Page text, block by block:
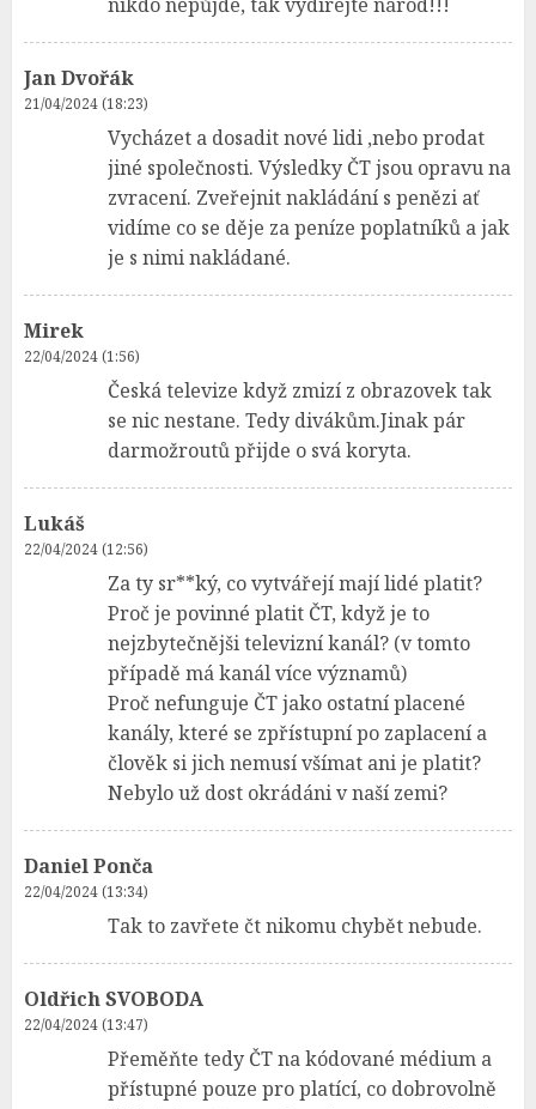
Jan Dvořák
21/04/2024 (18:23)
Vycházet a dosadit nové lidi ,nebo prodat
jiné společnosti. Výsledky ČT jsou opravu na
zvracení. Zveřejnit nakládání s penězi ať
vidíme co se děje za peníze poplatníků a jak
je s nimi nakládané.
Mirek
22/04/2024 (1:56)
Česká televize když zmizí z obrazovek tak
se nic nestane. Tedy divákům.Jinak pár
darmožroutů přijde o svá koryta.
Lukáš
22/04/2024 (12:56)
Za ty sr**ký, co vytvářejí mají lidé platit?
Proč je povinné platit ČT, když je to
nejzbytečnějši televizní kanál? (v tomto
případě má kanál více významů)
Proč nefunguje ČT jako ostatní placené
kanály, které se zpřístupní po zaplacení a
člověk si jich nemusí všímat ani je platit?
Nebylo už dost okrádáni v naší zemi?
Daniel Ponča
22/04/2024 (13:34)
Tak to zavřete čt nikomu chybět nebude.
Oldřich SVOBODA
22/04/2024 (13:47)
Přeměňte tedy ČT na kódované médium a
přístupné pouze pro platící, co dobrovolně